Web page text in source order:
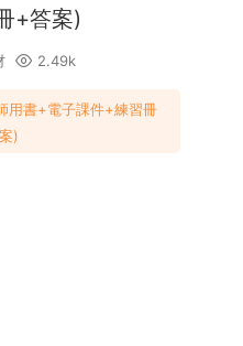
+答案)
2.49k
用書+電子課件+練習冊
)